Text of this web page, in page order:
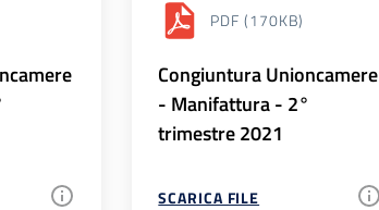
PDF (170KB)
Congiuntura Unioncamere
- Manifattura - 2°
trimestre 2021
SCARICA FILE